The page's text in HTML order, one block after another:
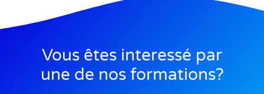
Vous êtes interessé par
une de nos formations?